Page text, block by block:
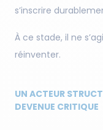
s’inscrire
À ce stade, il ne
réinventer.
UN ACTEUR
DEVENUE CRITIQUE